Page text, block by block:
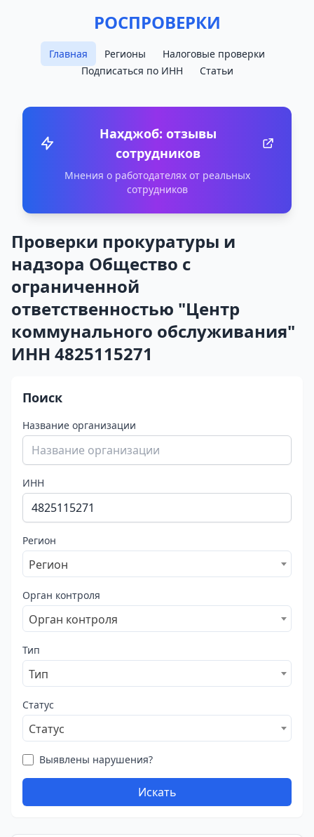
РОСПРОВЕРКИ
Главная Регионы
Налоговые проверки
Подписаться по ИНН
Статьи
Нахджоб: отзывы
сотрудников
Мнения о работодателях от реальных
сотрудников
Проверки прокуратуры и
надзора Общество с
ограниченной
ответственностью "Центр
коммунального обслуживания"
ИНН 4825115271
Поиск
Название организации
ИНН
Регион
Регион
Орган контроля
Орган контроля
Тип
Тип
Статус
Статус
Выявлены нарушения?
Искать